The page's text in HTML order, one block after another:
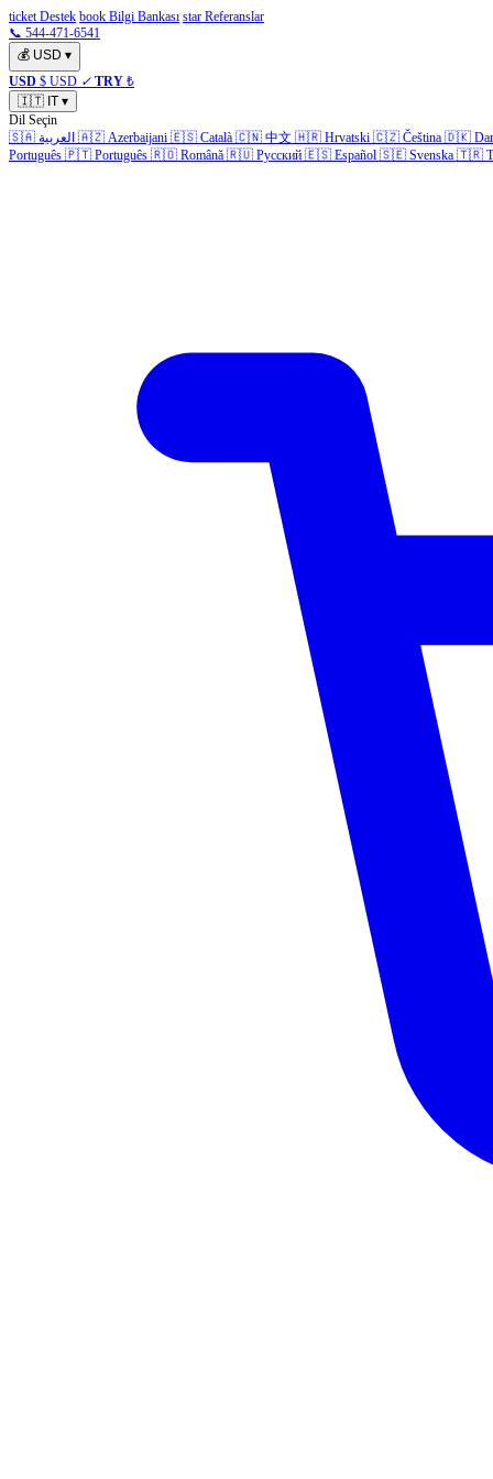
ticket Destek book Bilgi Bankası star Referanslar
📞 544-471-6541
💰 USD ▾
USD $ USD ✓ TRY ₺
🇮🇹 IT ▾
Dil Seçin
🇸🇦 العربية 🇦🇿 Azerbaijani 🇪🇸 Català 🇨🇳 中文 🇭🇷 Hrvatski 🇨🇿 Čeština 🇩🇰
Português 🇵🇹 Português 🇷🇴 Română 🇷🇺 Русский 🇪🇸 Español 🇸🇪 Svenska 🇹🇷